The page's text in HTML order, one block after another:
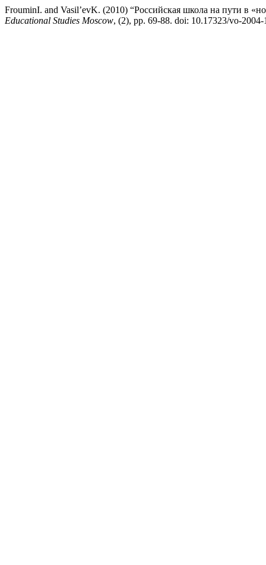
FrouminI. and Vasil’evK. (2010) “Российская школа на пути в
Educational Studies Moscow, (2), pp. 69-88. doi: 10.17323/vo-2004-